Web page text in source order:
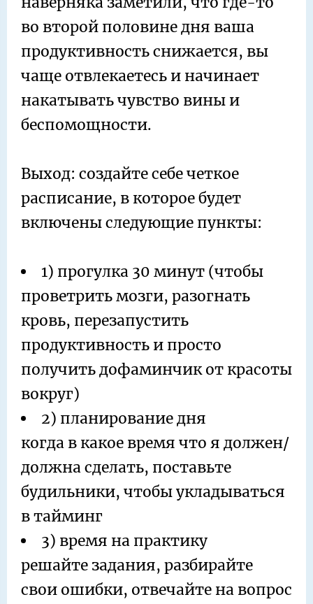
во второй половине дня ваша
продуктивность снижается, вы
чаще отвлекаетесь и начинает
накатывать чувство вины и
беспомощности.
Выход: создайте себе четкое
расписание, в которое будет
включены следующие пункты:
1) прогулка 30 минут (чтобы
проветрить мозги, разогнать
кровь, перезапустить
продуктивность и просто
получить дофаминчик от красоты
вокруг)
2) планирование дня
когда в какое время что я должен/
должна сделать, поставьте
будильники, чтобы укладываться
в тайминг
3) время на практику
решайте задания, разбирайте
свои ошибки, отвечайте на вопрос